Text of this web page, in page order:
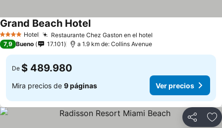
4 EstrellasHotel Restaurante Chez Gaston en el hotel
Grand Beach Hotel
7,9 Bueno 17.101 a 1.9 km de: Collins Avenue
De $ 489.980
Mira precios de 9 páginas Ver precios
Compartir